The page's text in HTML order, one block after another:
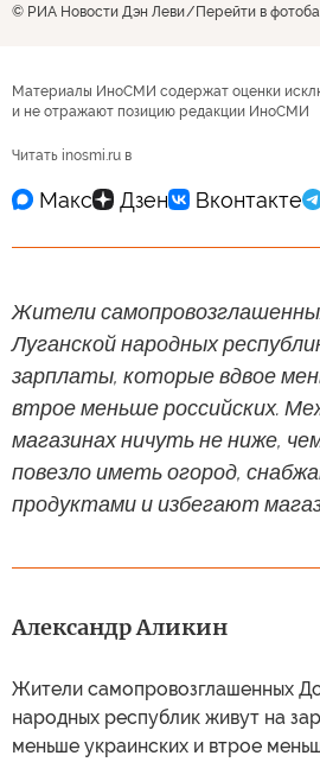
© РИА Новости Дэн Леви Перейти в
Материалы ИноСМИ содержат оценки
и не отражают позицию редакции ИноСМИ
Читать inosmi.ru в
Жители
Луганской народных
зарплаты, которые вдвое
втрое меньше российских.
магазинах ничуть не ниже,
повезло иметь огород,
продуктами и избегают
Александр Аликин
Жители самопровозглашенных
народных республик живут на
меньше украинских и втрое